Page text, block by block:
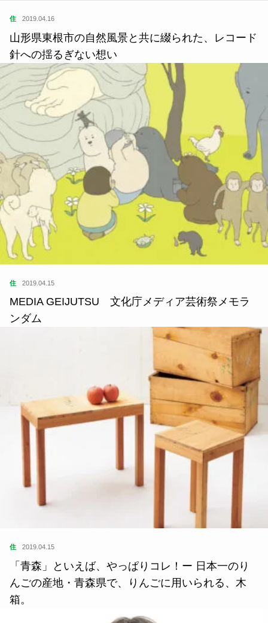
住 2019.04.16
山形県東根市の自然風景と共に綴られた、レコード
針への揺るぎない想い
住 2019.04.15
MEDIA GEIJUTSU 文化庁メディア芸術祭メモラ
ンダム
住 2019.04.15
「青森」といえば、やっぱりコレ！ー 日本一のり
んごの産地・青森県で、りんごに用いられる、木
箱。